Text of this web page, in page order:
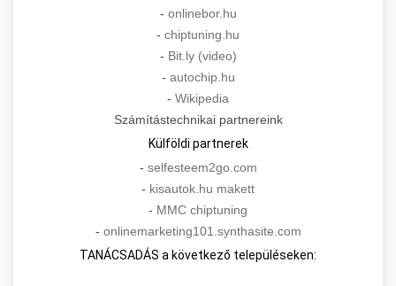
- onlinebor.hu
- chiptuning.hu
- Bit.ly (video)
- autochip.hu
- Wikipedia
Számítástechnikai partnereink
Külföldi partnerek
- selfesteem2go.com
- kisautok.hu makett
- MMC chiptuning
- onlinemarketing101.synthasite.com
TANÁCSADÁS a következő településeken: